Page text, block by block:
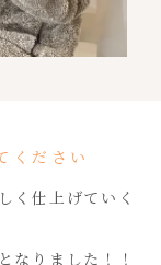
ください
く仕上げていく
なりました！！